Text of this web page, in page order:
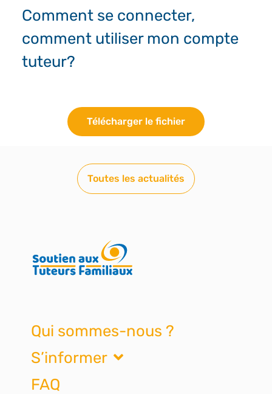
Comment se connecter,
comment utiliser mon compte
tuteur?
Télécharger le fichier
Toutes les actualités
Qui sommes-nous ?
S’informer
FAQ